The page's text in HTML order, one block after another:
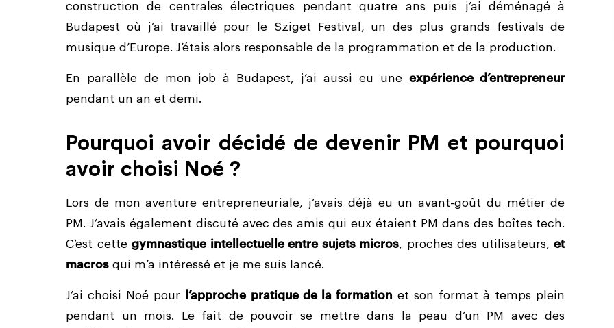
construction de centrales électriques pendant quatre ans puis j’ai déménagé à
Budapest où j’ai travaillé pour le Sziget Festival, un des plus grands festivals de
musique d’Europe. J’étais alors responsable de la programmation et de la production.
En parallèle de mon job à Budapest, j’ai aussi eu uneexpérience d’entrepreneur
pendant un an et demi.
Pourquoi avoir décidé de devenir PM et pourquoi
avoir choisi Noé ?
Lors de mon aventure entrepreneuriale, j’avais déjà eu un avant-goût du métier de
PM. J’avais également discuté avec des amis qui eux étaient PM dans des boîtes tech.
C’est cettegymnastique intellectuelle entre sujets micros, proches des utilisateurs,et
macros qui m’a intéressé et je me suis lancé.
J’ai choisi Noé pour l’approche pratique de la formation et son format à temps plein
pendant un mois. Le fait de pouvoir se mettre dans la peau d’un PM avec des